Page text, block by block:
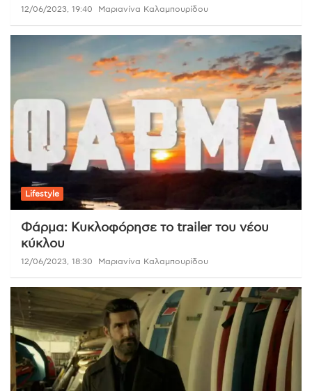
12/06/2023, 19:40 Μαριανίνα Καλαμπουρίδου
Lifestyle
Φάρμα: Κυκλοφόρησε το trailer του νέου
κύκλου
12/06/2023, 18:30 Μαριανίνα Καλαμπουρίδου